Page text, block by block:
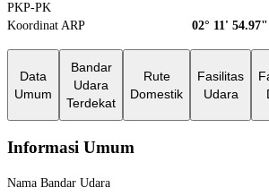
PKP-PK
Koordinat ARP
02° 11'
Data
Umum
Bandar
Udara
Terdekat
Rute
Domestik
Fasilitas
Udara
Informasi Umum
Nama Bandar Udara